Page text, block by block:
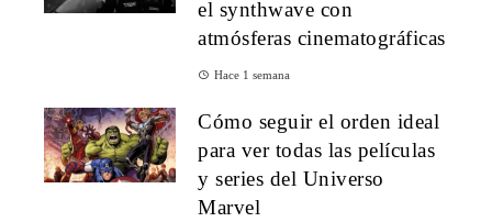
el synthwave con
atmósferas cinematográficas
Hace 1 semana
Cómo seguir el orden ideal
para ver todas las películas
y series del Universo
Marvel